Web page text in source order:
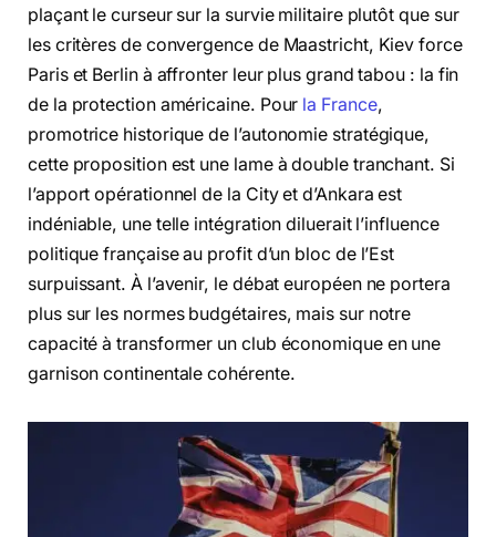
plaçant le curseur sur la survie militaire plutôt que sur
les critères de convergence de Maastricht, Kiev force
Paris et Berlin à affronter leur plus grand tabou : la fin
de la protection américaine. Pour la France,
promotrice historique de l’autonomie stratégique,
cette proposition est une lame à double tranchant. Si
l’apport opérationnel de la City et d’Ankara est
indéniable, une telle intégration diluerait l’influence
politique française au profit d’un bloc de l’Est
surpuissant. À l’avenir, le débat européen ne portera
plus sur les normes budgétaires, mais sur notre
capacité à transformer un club économique en une
garnison continentale cohérente.